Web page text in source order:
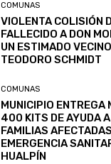
COMUNAS
VIOLENTA COLISIÓN
FALLECIDO A DON
UN ESTIMADO
TEODORO SCHMIDT
COMUNAS
MUNICIPIO ENTREGA
400 KITS DE AYUDA A
FAMILIAS
EMERGENCIA
HUALPÍN